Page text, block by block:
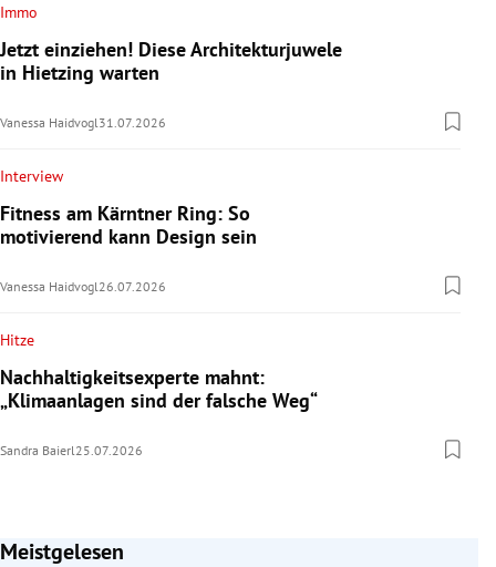
Immo
Jetzt einziehen! Diese Architekturjuwele
in Hietzing warten
Vanessa Haidvogl 31.07.2026
Interview
Fitness am Kärntner Ring: So
motivierend kann Design sein
Vanessa Haidvogl 26.07.2026
Hitze
Nachhaltigkeitsexperte mahnt:
„Klimaanlagen sind der falsche Weg“
Sandra Baierl 25.07.2026
Meistgelesen
Slide 1 von 7